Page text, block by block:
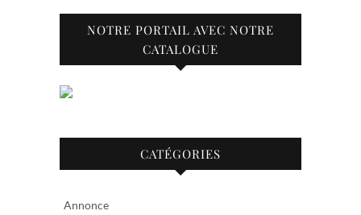
NOTRE PORTAIL AVEC NOTRE
CATALOGUE
CATÉGORIES
Annonce